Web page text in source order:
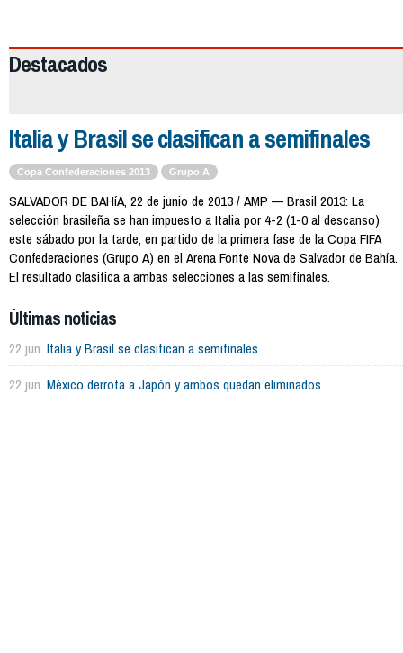
Destacados
Italia y Brasil se clasifican a semifinales
Copa Confederaciones 2013 Grupo A
SALVADOR DE BAHíA, 22 de junio de 2013 / AMP — Brasil 2013: La
selección brasileña se han impuesto a Italia por 4-2 (1-0 al descanso)
este sábado por la tarde, en partido de la primera fase de la Copa FIFA
Confederaciones (Grupo A) en el Arena Fonte Nova de Salvador de Bahía.
El resultado clasifica a ambas selecciones a las semifinales.
Últimas noticias
22 jun. Italia y Brasil se clasifican a semifinales
22 jun. México derrota a Japón y ambos quedan eliminados